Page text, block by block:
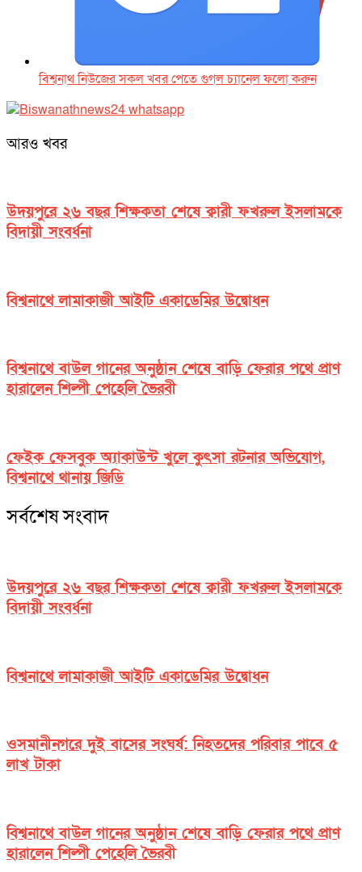
বিশ্বনাথ নিউজের সকল খবর পেতে গুগল চ‌্যানেল ফলো করুন
আরও খবর
উদয়পুরে ২৬ বছর শিক্ষকতা শেষে ক্বারী ফখরুল ইসলামকে
বিদায়ী সংবর্ধনা
বিশ্বনাথে লামাকাজী আইটি একাডেমির উদ্বোধন
বিশ্বনাথে বাউল গানের অনুষ্ঠান শেষে বাড়ি ফেরার পথে প্রাণ
হারালেন শিল্পী পেহেলি ভৈরবী
ফেইক ফেসবুক অ্যাকাউন্ট খুলে কুৎসা রটনার অভিযোগ,
বিশ্বনাথে থানায় জিডি
সর্বশেষ সংবাদ
উদয়পুরে ২৬ বছর শিক্ষকতা শেষে ক্বারী ফখরুল ইসলামকে
বিদায়ী সংবর্ধনা
বিশ্বনাথে লামাকাজী আইটি একাডেমির উদ্বোধন
ওসমানীনগরে দুই বাসের সংঘর্ষ: নিহতদের পরিবার পাবে ৫
লাখ টাকা
বিশ্বনাথে বাউল গানের অনুষ্ঠান শেষে বাড়ি ফেরার পথে প্রাণ
হারালেন শিল্পী পেহেলি ভৈরবী